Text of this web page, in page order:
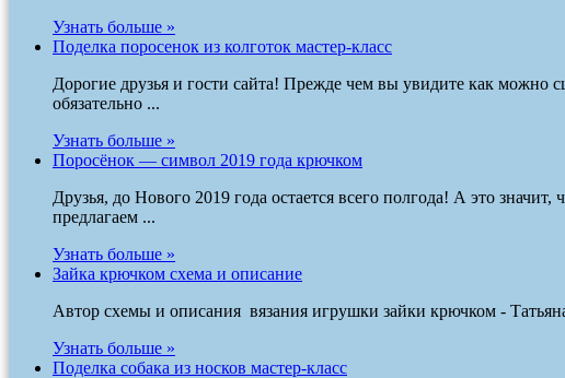
Узнать больше »
Поделка поросенок из колготок мастер-класс
Дорогие друзья и гости сайта! Прежде чем вы увидите как
обязательно ...
Узнать больше »
Поросёнок — символ 2019 года крючком
Друзья, до Нового 2019 года остается всего полгода! А это
предлагаем ...
Узнать больше »
Зайка крючком схема и описание
Автор схемы и описания вязания игрушки зайки крючком -
Узнать больше »
Поделка собака из носков мастер-класс